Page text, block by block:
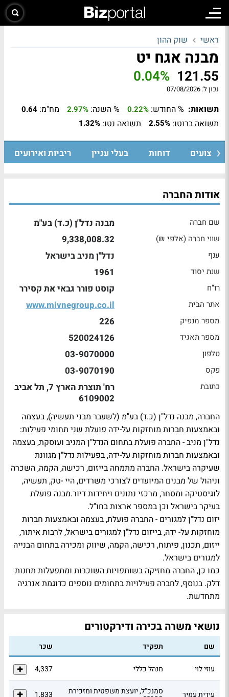
ראשי שוק ההון
מבנה אגח יט
121.55
0.04%
נכון ל: 07/08/2026
תשואות: % החודש: 0.22% % השנה: 2.97% מח"מ: 0.64
תשואה ברוטו: 2.55% תשואה נטו: 1.32%
ביצועים דוחות בעלי עניין ריביות ואירועים
אודות החברה
שם חברה מבנה נדל"ן (כ.ד) בע"מ
שווי חברה (אלפי ₪) 9,338,008.32
ענף נדל"ן מניב בישראל
שנת יסוד 1961
רו"ח קוסט פורר גבאי את קסירר
אתר הבית www.mivnegroup.co.il
מספר מנפיק 226
מספר תאגיד 520024126
טלפון 03-9070000
פקס 03-9070190
כתובת
רח' תוצרת הארץ 7, תל אביב
6109002
החברה, מבנה נדל"ן (כ.ד) בע"מ (לשעבר מבני תעשיה), בעצמה
ובאמצעות חברות מוחזקות על-ידה פועלת שני תחומי פעילות:
נדל"ן מניב - החברה פועלת בתחום הנדל"ן המניב ועוסקת, בעצמה
ובאמצעות חברות מוחזקות על-ידה, בפעילות נדל"ן מגוונת
שעיקרה בישראל. החברה מתמחה בייזום, רכישה, הקמה, השכרה
וניהול של מבנים המיועדים לצורכי משרדים, היי -טק, תעשיה,
לוגיסטיקה ומסחר, מרכזי נתונים ויחידות דיור.מבנה פועלת
בעיקר בישראל וכן במספר ארצות בחו"ל.
יזום נדל"ן למגורים - החברה פועלת, בעצמה ובאמצעות חברות
מוחזקות על- ידה, בייזום נדל"ן למגורים בישראל, לרבות איתור,
ייזום, תכנון, פיתוח, רכישה, הקמה, שיווק ומכירה בתחום הבנייה
למגורים בישראל.
כמו כן, החברה מחזיקה בשותפויות השוכרות ומתפעלות תחנות
דלק. בנוסף, לחברה פעילויות בתחומים נוספים כדוגמת אנרגיה
מתחדשת.
נושאי משרה בכירה ודירקטורים
שם תפקיד שכר
עוזי לוי מנהל כללי 4,337
עידית עמיר סמנכ"ל, יועצת משפטית ומזכירת 1,833